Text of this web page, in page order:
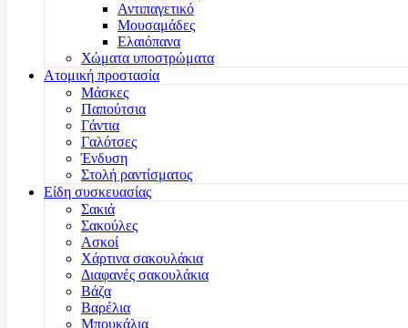
Αντιπαγετικό
Μουσαμάδες
Ελαιόπανα
Χώματα υποστρώματα
Ατομική προστασία
Μάσκες
Παπούτσια
Γάντια
Γαλότσες
Ένδυση
Στολή ραντίσματος
Είδη συσκευασίας
Σακιά
Σακούλες
Ασκοί
Χάρτινα σακουλάκια
Διαφανές σακουλάκια
Βάζα
Βαρέλια
Μπουκάλια